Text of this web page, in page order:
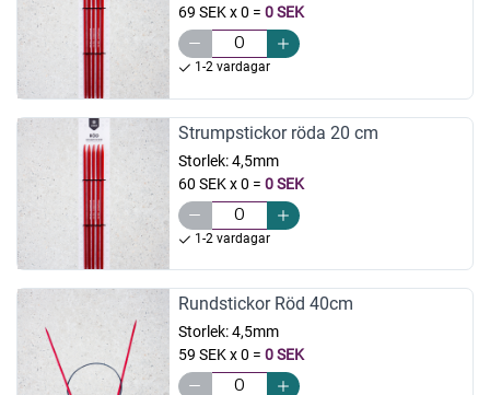
69 SEK x 0 = 0 SEK
1-2 vardagar
Strumpstickor röda 20 cm
Storlek:4,5mm
60 SEK x 0 = 0 SEK
1-2 vardagar
Rundstickor Röd 40cm
Storlek:4,5mm
59 SEK x 0 = 0 SEK